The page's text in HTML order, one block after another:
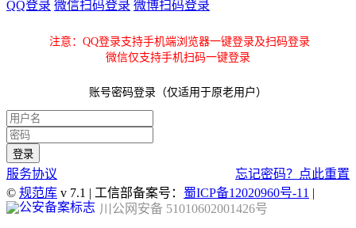
QQ登录 微信扫码登录 微博扫码登录
注意：QQ登录支持手机端浏览器一键登录及扫码登录
微信仅支持手机扫码一键登录
账号密码登录（仅适用于原老用户）
服务协议
忘记密码？点此重置
© 规范库 v 7.1 | 工信部备案号： 蜀ICP备12020960号-11 |
川公网安备 51010602001426号